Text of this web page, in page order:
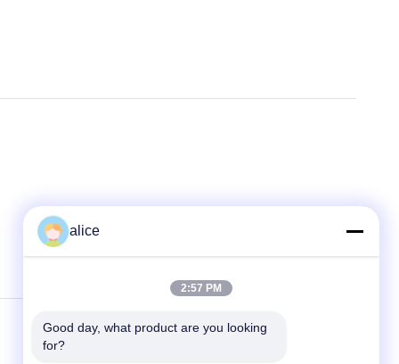
alice
2:57 PM
Good day, what product are you looking
for?